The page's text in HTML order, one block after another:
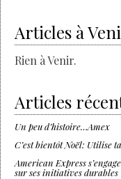
Articles à
Rien à Venir.
Articles
Un peu d’histoire…Amex
C’est bientôt Noël: Utilise
American Express
sur ses initiatives durables